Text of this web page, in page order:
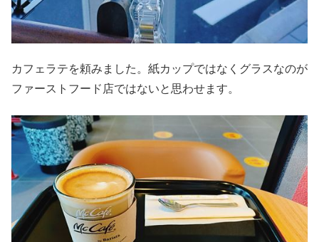
カフェラテを頼みました。紙カップではなくグラスなのが
ファーストフード店ではないと思わせます。